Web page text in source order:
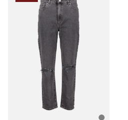
produkter til outletpriser, med
investere i jeansmode, som
til en fordelagtig pris.
Andre populære
Sveriges tiger